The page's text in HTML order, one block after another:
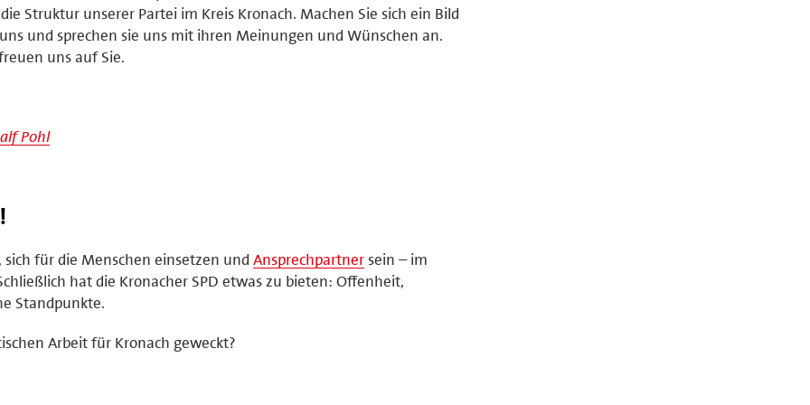
Struktur unserer Partei im Kreis Kronach. Machen Sie sich ein Bild
und sprechen sie uns mit ihren Meinungen und Wünschen an.
uns auf Sie.
Pohl
für die Menschen einsetzen und Ansprechpartner sein – im
hat die Kronacher SPD etwas zu bieten: Offenheit,
Standpunkte.
Arbeit für Kronach geweckt?